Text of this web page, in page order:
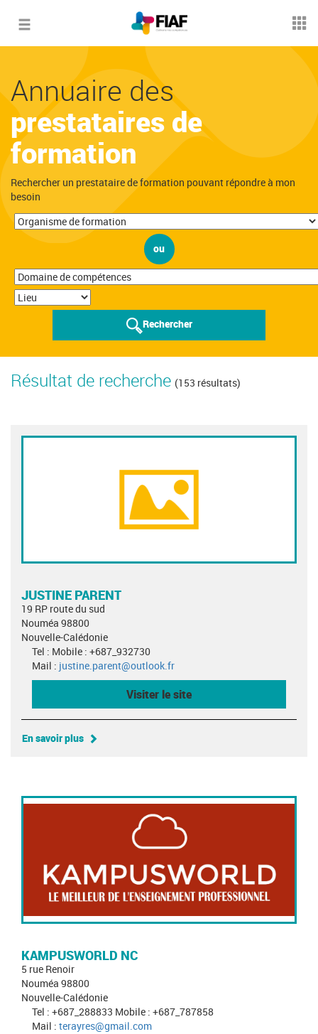
Toggle
Annuaire des
prestataires de
formation
Rechercher un prestataire de formation pouvant répondre à mon
besoin
ou
Rechercher
Résultat de recherche (153 résultats)
JUSTINE PARENT
19 RP route du sud
Nouméa 98800
Nouvelle-Calédonie
Tel : Mobile : +687_932730
Mail : justine.parent@outlook.fr
Visiter le site
En savoir plus
KAMPUSWORLD NC
5 rue Renoir
Nouméa 98800
Nouvelle-Calédonie
Tel : +687_288833 Mobile : +687_787858
Mail : terayres@gmail.com